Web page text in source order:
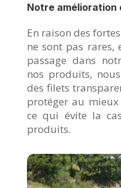
Notre amélioration
En raison des
ne sont pas rares,
passage dans
nos produits,
des filets
protéger au mieux
ce qui évite la
produits.